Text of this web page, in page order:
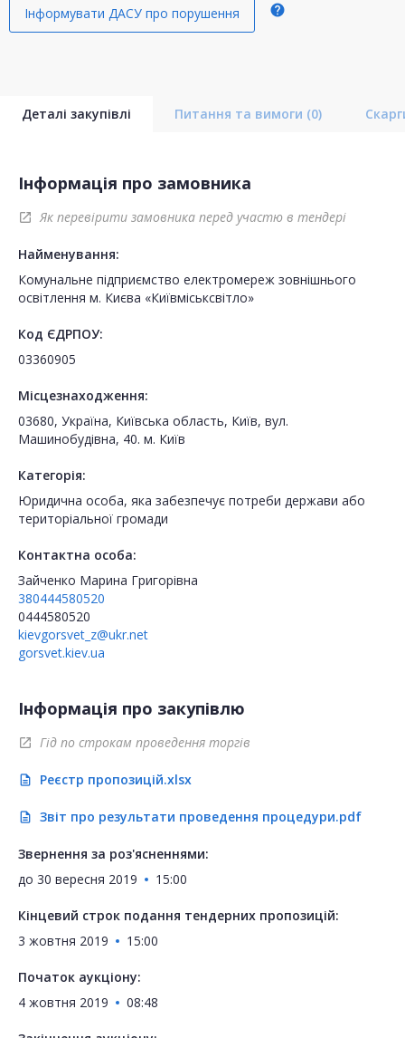
Інформувати ДАСУ про порушення help
Деталі закупівлі Питання та вимоги (0)
Інформація про замовника
open_in_new Як перевірити замовника перед участю в тендері
Найменування:
Комунальне підприємство електромереж зовнішнього
освітлення м. Києва «Київміськсвітло»
Код ЄДРПОУ:
03360905
Місцезнаходження:
03680, Україна, Київська область, Київ, вул.
Машинобудівна, 40. м. Київ
Категорія:
Юридична особа, яка забезпечує потреби держави або
територіальної громади
Контактна особа:
Зайченко Марина Григорівна
380444580520
0444580520
kievgorsvet_z@ukr.net
gorsvet.kiev.ua
Інформація про закупівлю
open_in_new Гід по строкам проведення торгів
description Реєстр пропозицій.xlsx
description Звіт про результати проведення процедури.pdf
Звернення за роз'ясненнями:
до 30 вересня 2019 15:00
Кінцевий строк подання тендерних пропозицій:
3 жовтня 2019
15:00
Початок аукціону:
4 жовтня 2019
08:48